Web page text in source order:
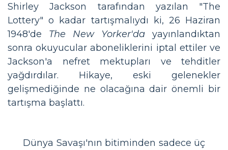
Shirley Jackson tarafından yazılan "The
Lottery" o kadar tartışmalıydı ki, 26 Haziran
1948'de The New Yorker'da yayınlandıktan
sonra okuyucular aboneliklerini iptal ettiler ve
Jackson'a nefret mektupları ve tehditler
yağdırdılar. Hikaye, eski gelenekler
gelişmediğinde ne olacağına dair önemli bir
tartışma başlattı.
Dünya Savaşı'nın bitiminden sadece üç